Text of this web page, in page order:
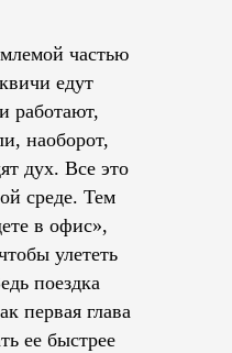
частью
едут
работают,
наоборот,
дух. Все это
среде. Тем
в офис»,
улететь
поездка
первая глава
ее быстрее